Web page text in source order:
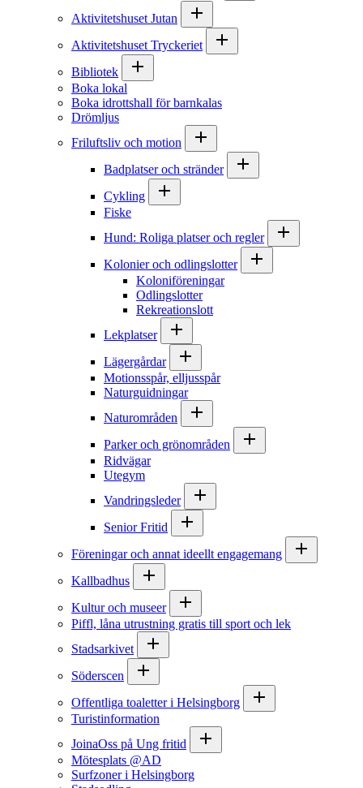
Aktivitetshuset Jutan
Aktivitetshuset Tryckeriet
Bibliotek
Boka lokal
Boka idrottshall för barnkalas
Drömljus
Friluftsliv och motion
Badplatser och stränder
Cykling
Fiske
Hund: Roliga platser och regler
Kolonier och odlingslotter
Koloniföreningar
Odlingslotter
Rekreationslott
Lekplatser
Lägergårdar
Motionsspår, elljusspår
Naturguidningar
Naturområden
Parker och grönområden
Ridvägar
Utegym
Vandringsleder
Senior Fritid
Föreningar och annat ideellt engagemang
Kallbadhus
Kultur och museer
Piffl, låna utrustning gratis till sport och lek
Stadsarkivet
Söderscen
Offentliga toaletter i Helsingborg
Turistinformation
JoinaOss på Ung fritid
Mötesplats @AD
Surfzoner i Helsingborg